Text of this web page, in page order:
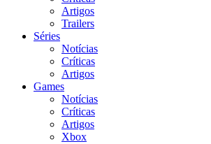
Artigos
Trailers
Séries
Notícias
Críticas
Artigos
Games
Notícias
Críticas
Artigos
Xbox